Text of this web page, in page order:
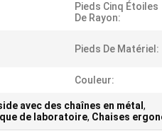
Pieds Cinq Étoiles
De Rayon:
Pieds De Matériel:
Couleur:
avec des chaînes en métal ,
de laboratoire, Chaises